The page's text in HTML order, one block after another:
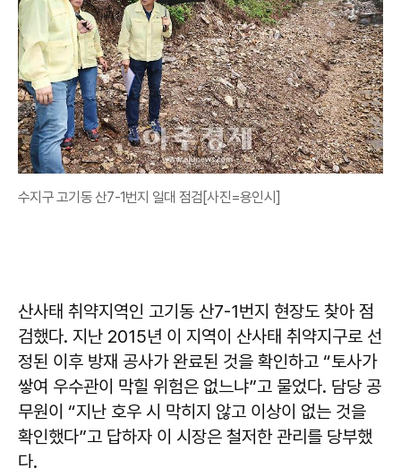
수지구 고기동 산7-1번지 일대 점검[사진=용인시]
산사태 취약지역인 고기동 산7-1번지 현장도 찾아 점
검했다. 지난 2015년 이 지역이 산사태 취약지구로 선
정된 이후 방재 공사가 완료된 것을 확인하고 “토사가
쌓여 우수관이 막힐 위험은 없느냐”고 물었다. 담당 공
무원이 “지난 호우 시 막히지 않고 이상이 없는 것을
확인했다”고 답하자 이 시장은 철저한 관리를 당부했
다.